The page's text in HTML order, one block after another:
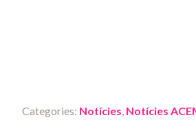
Categories: Notícies Notícies